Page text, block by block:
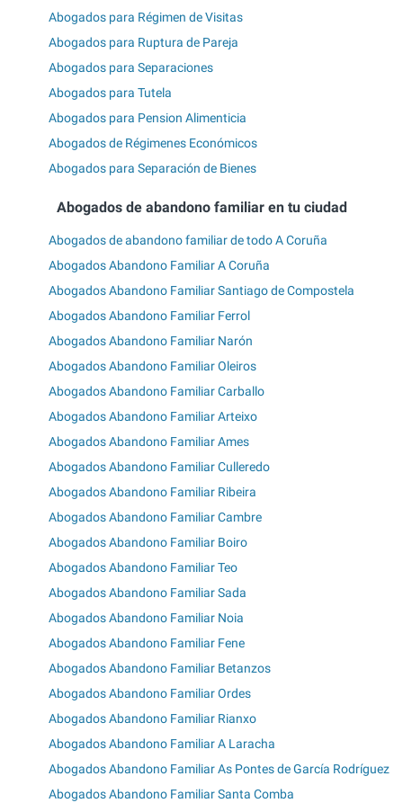
Abogados para Régimen de Visitas
Abogados para Ruptura de Pareja
Abogados para Separaciones
Abogados para Tutela
Abogados para Pension Alimenticia
Abogados de Régimenes Económicos
Abogados para Separación de Bienes
Abogados de abandono familiar en tu ciudad
Abogados de abandono familiar de todo A Coruña
Abogados Abandono Familiar A Coruña
Abogados Abandono Familiar Santiago de Compostela
Abogados Abandono Familiar Ferrol
Abogados Abandono Familiar Narón
Abogados Abandono Familiar Oleiros
Abogados Abandono Familiar Carballo
Abogados Abandono Familiar Arteixo
Abogados Abandono Familiar Ames
Abogados Abandono Familiar Culleredo
Abogados Abandono Familiar Ribeira
Abogados Abandono Familiar Cambre
Abogados Abandono Familiar Boiro
Abogados Abandono Familiar Teo
Abogados Abandono Familiar Sada
Abogados Abandono Familiar Noia
Abogados Abandono Familiar Fene
Abogados Abandono Familiar Betanzos
Abogados Abandono Familiar Ordes
Abogados Abandono Familiar Rianxo
Abogados Abandono Familiar A Laracha
Abogados Abandono Familiar As Pontes de García Rodríguez
Abogados Abandono Familiar Santa Comba